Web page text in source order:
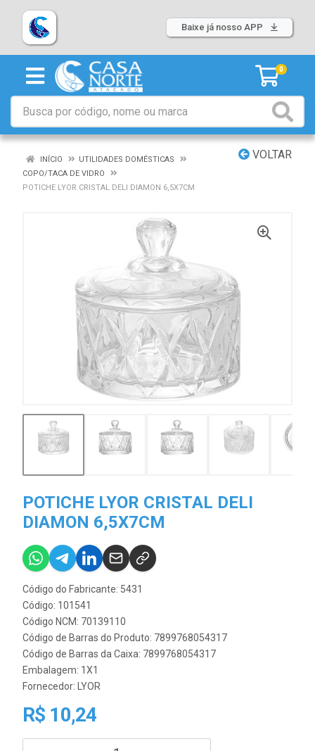
Baixe já nosso APP
0
VOLTAR
INÍCIO
UTILIDADES DOMÉSTICAS
COPO/TACA DE VIDRO
POTICHE LYOR CRISTAL DELI DIAMON 6,5X7CM
POTICHE LYOR CRISTAL DELI
DIAMON 6,5X7CM
Código do Fabricante: 5431
Código: 101541
Código NCM: 70139110
Código de Barras do Produto: 7899768054317
Código de Barras da Caixa: 7899768054317
Embalagem: 1X1
Fornecedor: LYOR
R$ 10,24